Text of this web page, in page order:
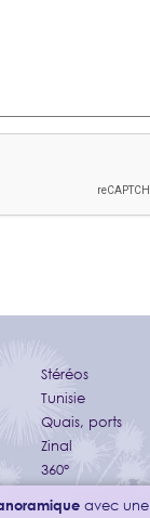
Stéréos
Tunisie
Quais, ports
Zinal
360°
avec une